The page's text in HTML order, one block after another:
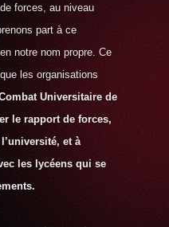
forces, au niveau
part à ce
notre nom propre. Ce
les organisations
Universitaire de
le rapport de forces,
et à
les lycéens qui se